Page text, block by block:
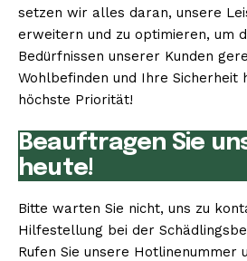
setzen wir alles daran, unsere
erweitern und zu optimieren, um
Bedürfnissen unserer Kunden
Wohlbefinden und Ihre Sicherheit
höchste Priorität!
Beauftragen Sie
heute!
Bitte warten Sie nicht, uns zu
Hilfestellung bei der
Rufen Sie unsere Hotlinenummer